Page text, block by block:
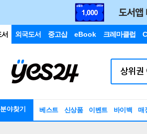
외국도서 중고샵 eBook 크레마클럽
야찾기 베스트 신상품 이벤트 바이백 매